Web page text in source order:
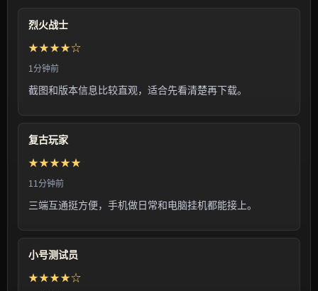
烈火战士
★★★★☆
1分钟前
截图和版本信息比较直观，适合先看清楚再下载。
复古玩家
★★★★★
11分钟前
三端互通挺方便，手机做日常和电脑挂机都能接上。
小号测试员
★★★★☆